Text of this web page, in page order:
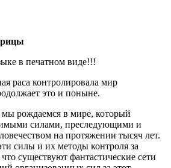
в печатном виде!!!
раса контролировала мир
это и поныне.
мы рождаемся в мире, который
силами, преследующими и
на протяжении тысяч лет.
силы и их методы контроля за
существуют фантастические сети